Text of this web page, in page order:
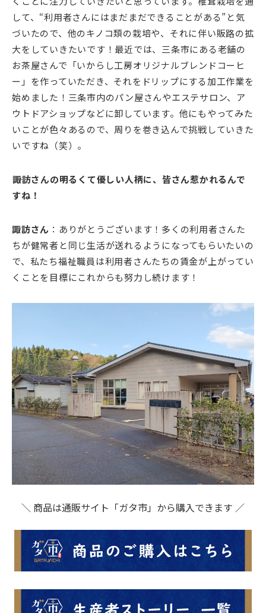
して、“利用者さんにはまだまだできることがある”と気
づいたので、他のキノコ類の栽培や、それに伴い販路の拡
大をしていきたいです！最近では、三条市にある老舗の
お茶屋さんで「いからし工房オリジナルブレンドコーヒ
ー」を作っていただき、それをドリップにする加工作業を
始めました！三条市内のパン屋さんやエステサロン、ア
ウトドアショップなどに卸しています。他にもやってみた
いことが色々あるので、周りを巻き込んで挑戦していきた
いですね（笑）。
――諏訪さんの明るくて優しい人柄に、皆さん惹かれるんで
すね！
諏訪さん ：ありがとうございます！多くの利用者さんた
ちが健常者と同じ生活が送れるようになってもらいたいの
で、私たち福祉職員は利用者さんたちの賃金が上がってい
くことを目標にこれからも努力し続けます！
＼ 商品は通販サイト「ガタ市」から購入できます ／